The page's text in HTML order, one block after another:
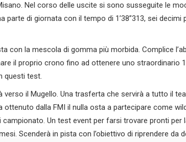
Nel corso delle uscite si sono susseguite le
parte di giornata con il tempo di 1’38”313, sei decimi
con la mescola di gomma più morbida. Complice
il proprio crono fino ad ottenere uno straordinario
questi test.
verso il Mugello. Una trasferta che servirà a tutto il
ottenuto dalla FMI il nulla osta a partecipare come
Un test event per farsi trovare pronti per
Scenderà in pista con l’obiettivo di riprendere da